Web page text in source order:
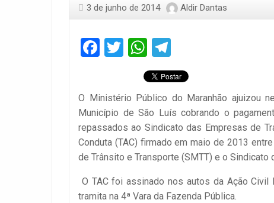
3 de junho de 2014 Aldir Dantas
Facebook
TwitterWhatsApp
O Ministério Público do Maranhão ajuizou
Município de São Luís cobrando o
repassados ao Sindicato das Empresas de
Conduta (TAC) firmado em maio de 2013
de Trânsito e Transporte (SMTT) e o Sindicato
O TAC foi assinado nos autos da Ação Civil
tramita na 4ª Vara da Fazenda Pública.